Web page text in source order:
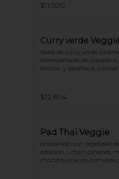
$11.500
Curry verde
Salsa de curry verde
acompañado de zapallo
brócoli  y albahaca, incluye
$12.894
Pad Thai Veggie
preparado con vegetales
estación, ( champiñones,
choclitos enanos, tomates